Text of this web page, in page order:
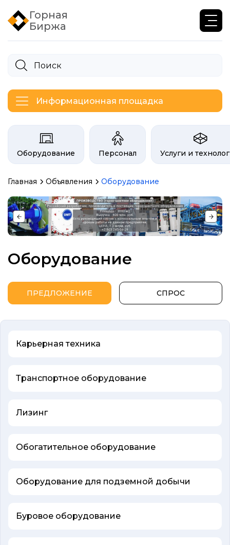
Горная
Биржа
Информационная площадка
Категории на бирже Инфогор
Оборудование Персонал Услуги и
Главная Объявления Оборудование
Объявления биржи
Оборудование
ПРЕДЛОЖЕНИЕ СПРОС
Карьерная техника
Транспортное оборудование
Лизинг
Обогатительное оборудование
Оборудование для подземной добычи
Буровое оборудование